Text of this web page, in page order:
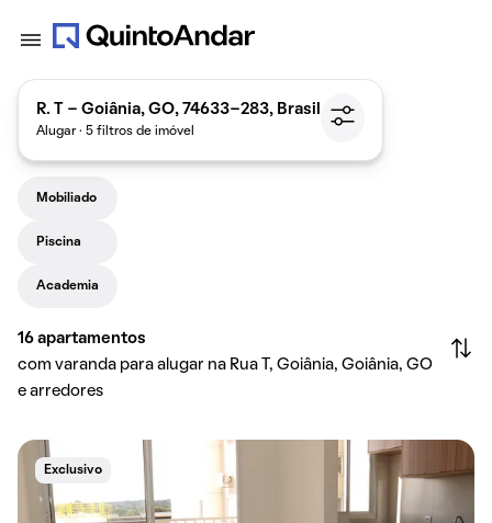
R. T - Goiânia, GO, 74633-283, Brasil
Alugar · 5 filtros de imóvel
Mobiliado
Piscina
Academia
16 apartamentos
com varanda para alugar na Rua T, Goiânia, Goiânia, GO
e arredores
Exclusivo